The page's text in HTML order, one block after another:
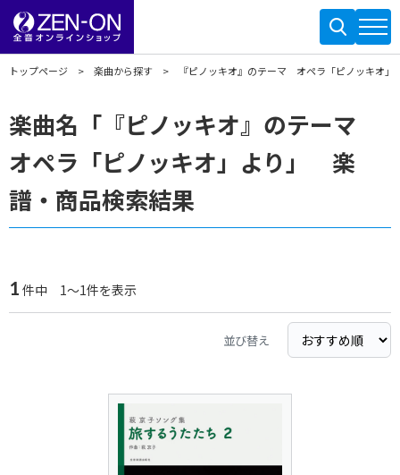
トップページ 楽曲から探す 『ピノッキオ』のテーマ オペラ「ピノッキオ」
楽曲名「『ピノッキオ』のテーマ
オペラ「ピノッキオ」より」 楽
譜・商品検索結果
1 件中 1～1件を表示
並び替え